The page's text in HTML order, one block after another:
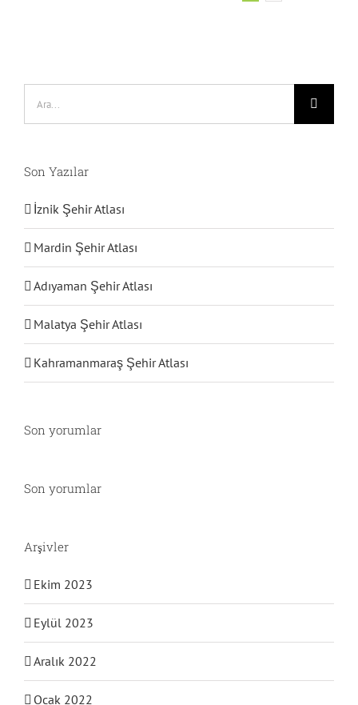
Son Yazılar
İznik Şehir Atlası
Mardin Şehir Atlası
Adıyaman Şehir Atlası
Malatya Şehir Atlası
Kahramanmaraş Şehir Atlası
Son yorumlar
Son yorumlar
Arşivler
Ekim 2023
Eylül 2023
Aralık 2022
Ocak 2022